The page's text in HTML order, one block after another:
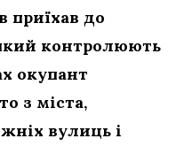
приїхав до
контролюють
окупант
з міста,
вулиць і